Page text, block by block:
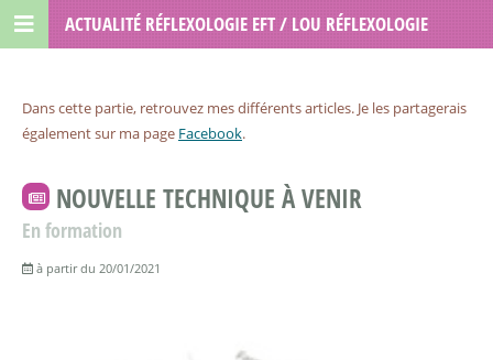
Dans cette partie, retrouvez mes différents articles. Je les partagerais
également sur ma page Facebook.
NOUVELLE TECHNIQUE À VENIR
En formation
à partir du 20/01/2021
ACTUALITÉ RÉFLEXOLOGIE EFT / LOU RÉFLEXOLOGIE